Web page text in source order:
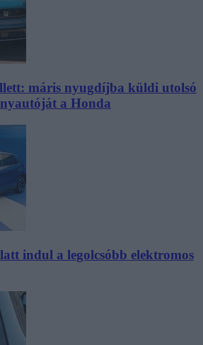
máris nyugdíjba küldi utolsó
a Honda
indul a legolcsóbb elektromos